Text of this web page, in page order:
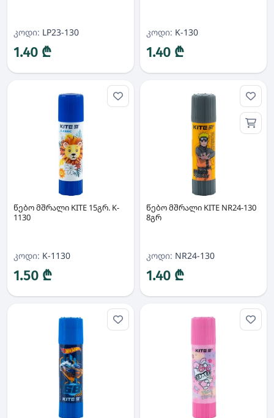
კოდი: LP23-130
1.40 ₾
კოდი: K-130
1.40 ₾
წებო მშრალი KITE 15გრ. K-
1130
კოდი: K-1130
1.50 ₾
წებო მშრალი KITE NR24-130
8გრ
კოდი: NR24-130
1.40 ₾